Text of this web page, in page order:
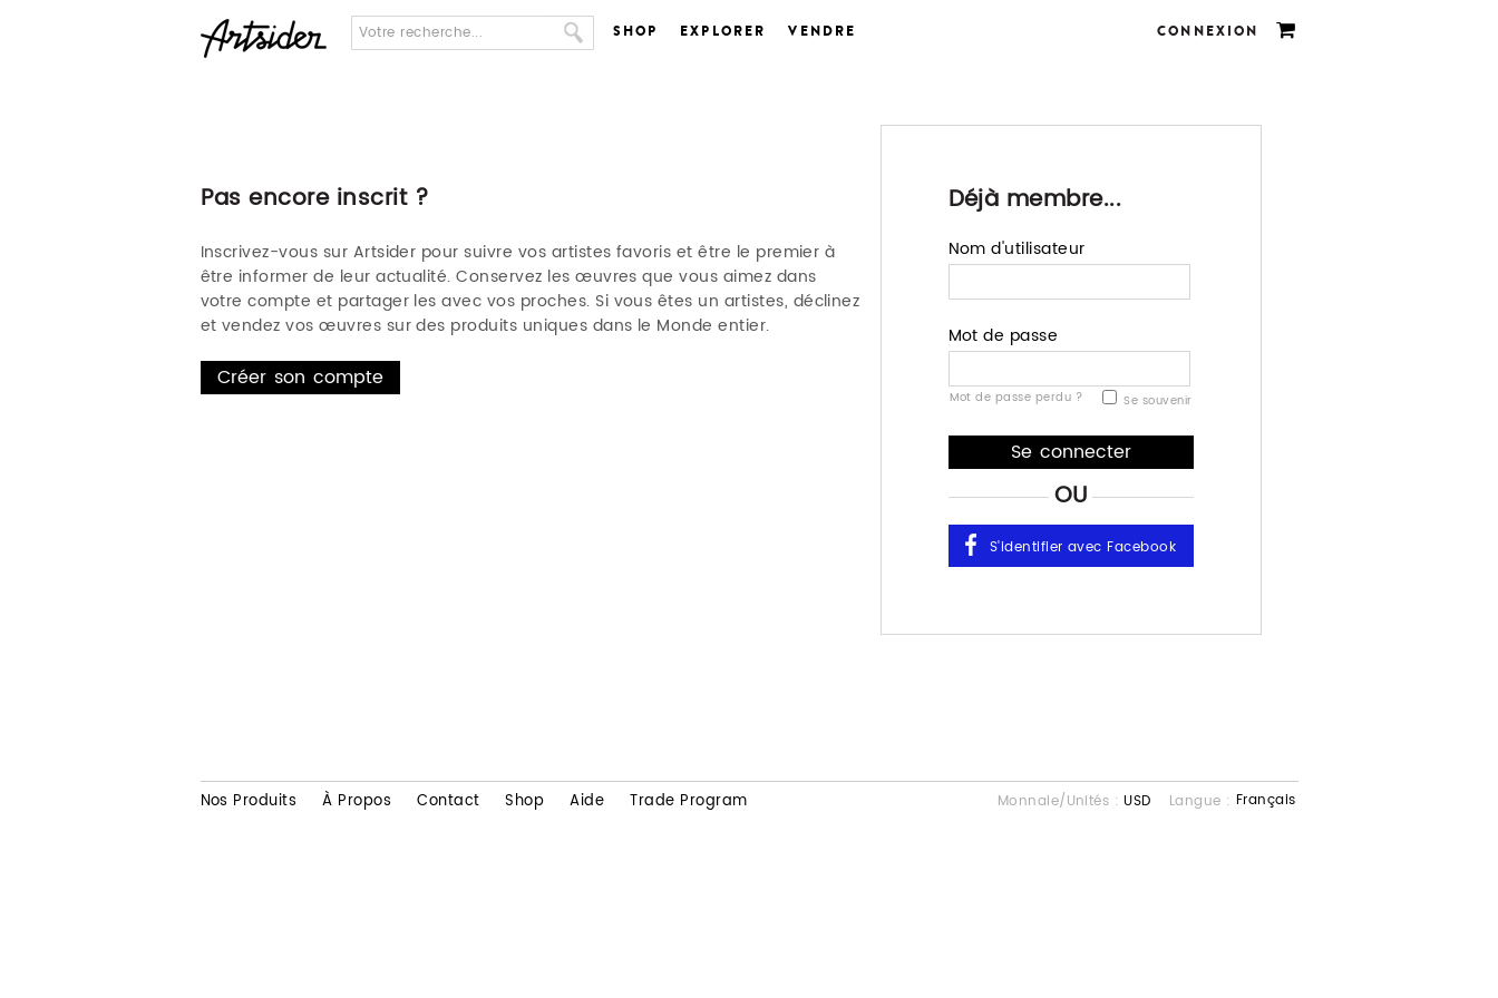
SHOP EXPLORER VENDRE CONNEXION
Déjà membre...
Nom d'utilisateur
Mot de passe
Mot de passe perdu ? Se souvenir
OU
Pas encore inscrit ?
Inscrivez-vous sur Artsider pour suivre vos artistes favoris et être le premier à
être informer de leur actualité. Conservez les œuvres que vous aimez dans
votre compte et partager les avec vos proches. Si vous êtes un artistes, déclinez
et vendez vos œuvres sur des produits uniques dans le Monde entier.
Monnaie/Unités : USD Langue : Français
Nos Produits À Propos Contact Shop Aide Trade Program